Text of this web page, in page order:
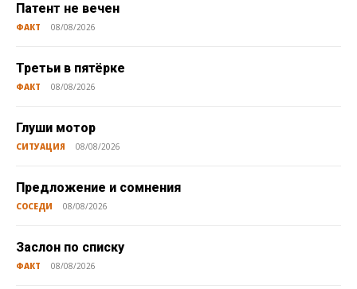
Патент не вечен
ФАКТ 08/08/2026
Третьи в пятёрке
ФАКТ 08/08/2026
Глуши мотор
СИТУАЦИЯ 08/08/2026
Предложение и сомнения
СОСЕДИ 08/08/2026
Заслон по списку
ФАКТ 08/08/2026